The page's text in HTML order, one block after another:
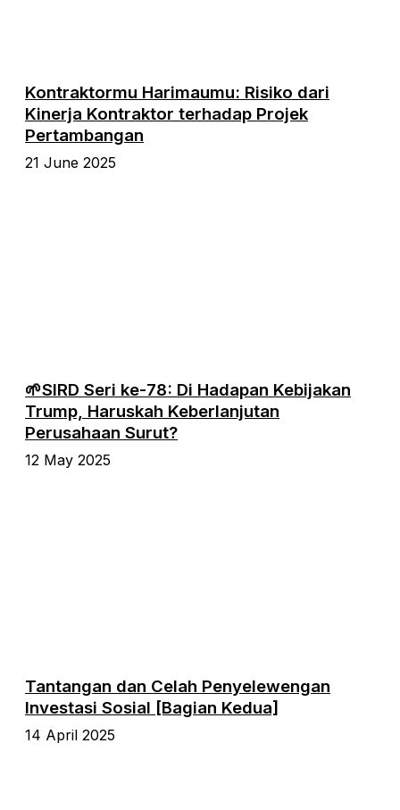
Kontraktormu Harimaumu: Risiko dari
Kinerja Kontraktor terhadap Projek
Pertambangan
21 June 2025
🌱SIRD Seri ke-78: Di Hadapan Kebijakan
Trump, Haruskah Keberlanjutan
Perusahaan Surut?
12 May 2025
Tantangan dan Celah Penyelewengan
Investasi Sosial [Bagian Kedua]
14 April 2025